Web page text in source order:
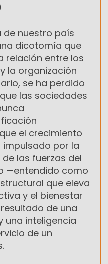
de nuestro país
dicotomía que
relación entre los
la organización
se ha perdido
las sociedades
el crecimiento
por la
las fuerzas del
—entendido como
que eleva
y el bienestar
de una
una inteligencia
de un